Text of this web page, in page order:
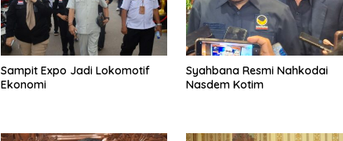
Sampit Expo Jadi Lokomotif
Ekonomi
Syahbana Resmi Nahkodai
Nasdem Kotim